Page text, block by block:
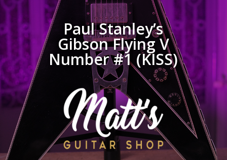
Paul Stanley’s
Gibson Flying V
Number #1 (KISS)